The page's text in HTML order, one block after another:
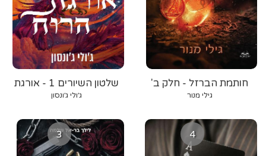
שלטון השיורים 1 - אורגת
הרוח
ג׳ולי ג׳ונסון
חותמת הברזל - חלק ב'
גילי מנור
3 4